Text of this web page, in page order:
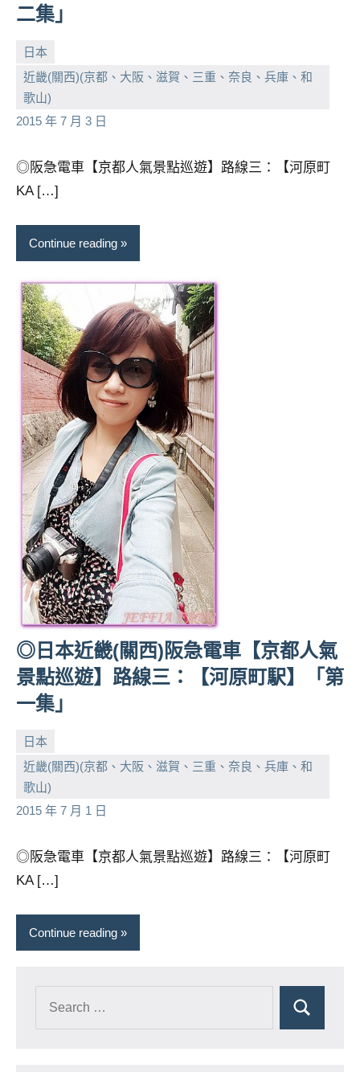
二集」
日本
近畿(關西)(京都、大阪、滋賀、三重、奈良、兵庫、和
歌山)
2015 年 7 月 3 日
小
芳
No
comments
◎阪急電車【京都人氣景點巡遊】路線三：【河原町
KA […]
Continue reading
◎日本近畿(關西)阪急電車【京都人氣
景點巡遊】路線三：【河原町駅】「第
一集」
日本
近畿(關西)(京都、大阪、滋賀、三重、奈良、兵庫、和
歌山)
2015 年 7 月 1 日
小
芳
No
comments
◎阪急電車【京都人氣景點巡遊】路線三：【河原町
KA […]
Continue reading